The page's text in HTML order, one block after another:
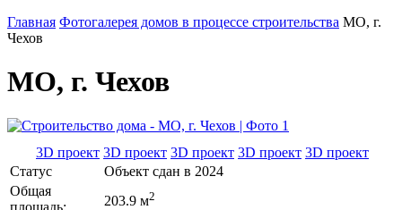
Главная Фотогалерея домов в процессе строительства МО, г.
Чехов
МО, г. Чехов
3D проект 3D проект 3D проект 3D проект 3D проект
Статус
Объект сдан в 2024
Общая
площадь:
203.9 м2